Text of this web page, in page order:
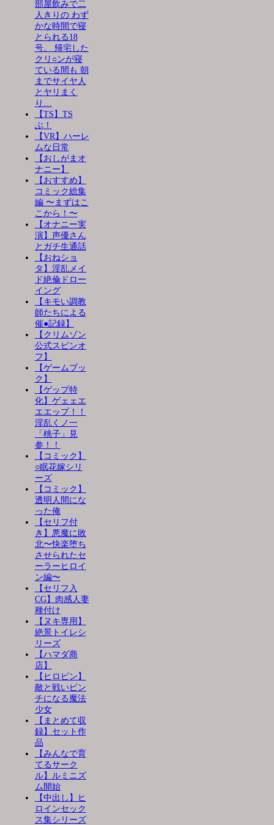
部屋飲みで二
人きりの わず
かな時間で寝
とられる18
号。 帰宅した
クリ○ンが寝
ている間も 朝
までサイヤ人
とヤリまく
り…
【TS】TS
ぶ！
【VR】ハーレ
ムな日常
【おしがまオ
ナニー】
【おすすめ】
コミック総集
編 〜まずはこ
こから！〜
【オナニー実
演】声優さん
とガチ生通話
【おねショ
タ】淫乱メイ
ド絶倫ドロー
イング
【キモい調教
師たちによる
催●記録】
【クリムゾン
公式スピンオ
フ】
【ゲームブッ
ク】
【ゲップ特
化】ゲェェエ
エエップ！！
淫乱くノ一
「桃子」見
参！！
【コミック】
○眠花嫁シリ
ーズ
【コミック】
透明人間にな
った俺
【セリフ付
き】悪魔に敗
北〜快楽堕ち
させられたセ
ーラーヒロイ
ン編〜
【セリフ入
CG】肉感人妻
種付け
【ヌキ専用】
絶景トイレシ
リーズ
【ハマダ商
店】
【ヒロピン】
敵と戦いピン
チになる魔法
少女
【まとめて収
録】セット作
品
【みんなで育
てるサーク
ル】ルミニズ
ム開始
【中出し】ヒ
ロインセック
ス集シリーズ